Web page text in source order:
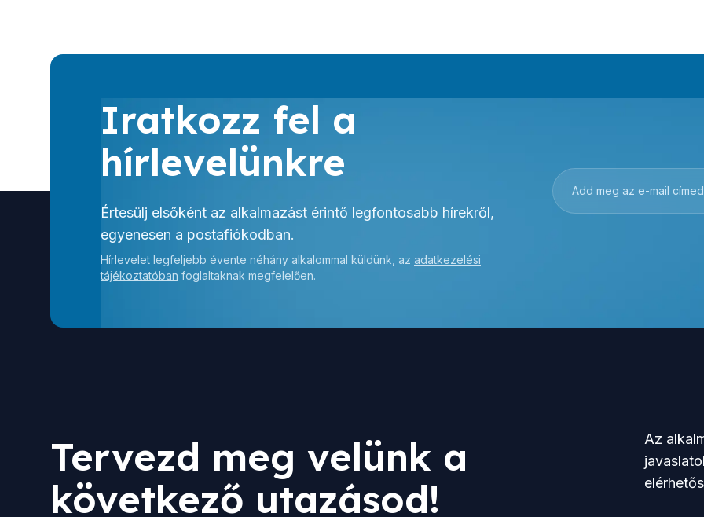
Iratkozz fel a
hírlevelünkre
Értesülj elsőként az alkalmazást érintő legfontosabb hírekről,
egyenesen a postafiókodban.
Hírlevelet legfeljebb évente néhány alkalommal küldünk, az adatkezelési
tájékoztatóban foglaltaknak megfelelően.
Tervezd meg velünk a
következő utazásod!
Az